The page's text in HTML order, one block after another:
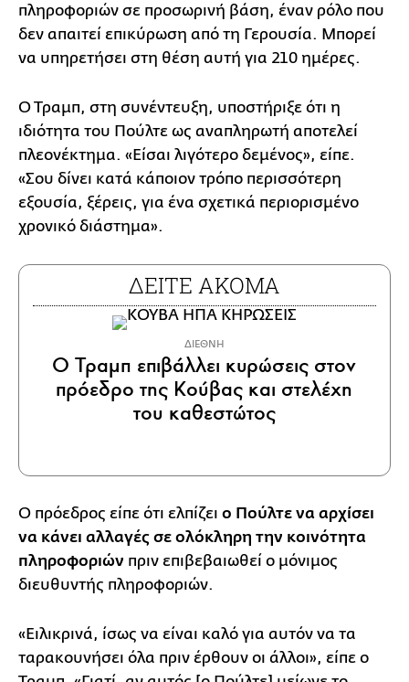
πληροφοριών σε προσωρινή βάση, έναν ρόλο που
δεν απαιτεί επικύρωση από τη Γερουσία. Μπορεί
να υπηρετήσει στη θέση αυτή για 210 ημέρες.
Ο Τραμπ, στη συνέντευξη, υποστήριξε ότι η
ιδιότητα του Πούλτε ως αναπληρωτή αποτελεί
πλεονέκτημα. «Είσαι λιγότερο δεμένος», είπε.
«Σου δίνει κατά κάποιον τρόπο περισσότερη
εξουσία, ξέρεις, για ένα σχετικά περιορισμένο
χρονικό διάστημα».
ΔΕΙΤΕ ΑΚΟΜΑ
ΔΙΕΘΝΗ
Ο Τραμπ επιβάλλει κυρώσεις στον
πρόεδρο της Κούβας και στελέχη
του καθεστώτος
Ο πρόεδρος είπε ότι ελπίζει ο Πούλτε να αρχίσει
να κάνει αλλαγές σε ολόκληρη την κοινότητα
πληροφοριών πριν επιβεβαιωθεί ο μόνιμος
διευθυντής πληροφοριών.
«Ειλικρινά, ίσως να είναι καλό για αυτόν να τα
ταρακουνήσει όλα πριν έρθουν οι άλλοι», είπε ο